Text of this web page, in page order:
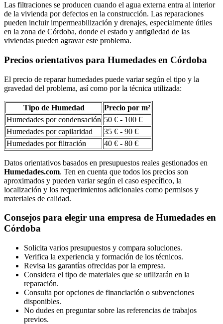
Las filtraciones se producen cuando el agua externa entra al interior
de la vivienda por defectos en la construcción. Las reparaciones
pueden incluir impermeabilización y drenajes, especialmente útiles
en la zona de Córdoba, donde el estado y antigüedad de las
viviendas pueden agravar este problema.
Precios orientativos para Humedades en Córdoba
El precio de reparar humedades puede variar según el tipo y la
gravedad del problema, así como por la técnica utilizada:
Tipo de Humedad
Precio por m²
Humedades por condensación 50 € - 100 €
Humedades por capilaridad
35 € - 90 €
Humedades por filtración
40 € - 80 €
Datos orientativos basados en presupuestos reales gestionados en
Humedades.com. Ten en cuenta que todos los precios son
aproximados y pueden variar según el caso específico, la
localización y los requerimientos adicionales como permisos y
materiales de calidad.
Consejos para elegir una empresa de Humedades en
Córdoba
Solicita varios presupuestos y compara soluciones.
Verifica la experiencia y formación de los técnicos.
Revisa las garantías ofrecidas por la empresa.
Considera el tipo de materiales que se utilizarán en la
reparación.
Consulta por opciones de financiación o subvenciones
disponibles.
No dudes en preguntar sobre las referencias de trabajos
previos.